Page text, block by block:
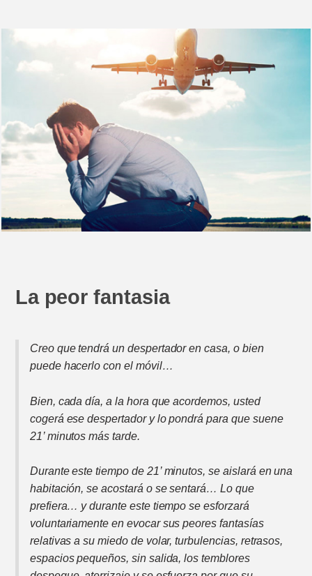
La peor fantasia
Creo que tendrá un despertador en casa, o bien
puede hacerlo con el móvil…
Bien, cada día, a la hora que acordemos, usted
cogerá ese despertador y lo pondrá para que suene
21’ minutos más tarde.
Durante este tiempo de 21’ minutos, se aislará en una
habitación, se acostará o se sentará… Lo que
prefiera… y durante este tiempo se esforzará
voluntariamente en evocar sus peores fantasías
relativas a su miedo de volar, turbulencias, retrasos,
espacios pequeños, sin salida, los temblores